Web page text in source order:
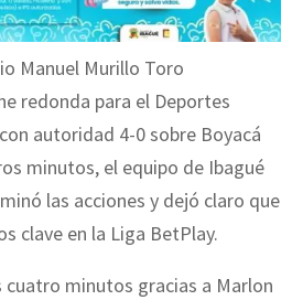
Manuel Murillo Toro
redonda para el Deportes
autoridad 4-0 sobre Boyacá
minutos, el equipo de Ibagué
las acciones y dejó claro que
clave en la Liga BetPlay.
cuatro minutos gracias a Marlon